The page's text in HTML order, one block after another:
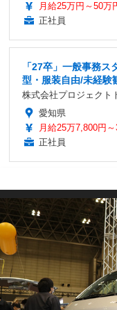
月給25万円～50万
正社員
「27卒」一般事務
型・服装自由/未経験
株式会社プロジェクト
愛知県
月給25万7,800円～
正社員